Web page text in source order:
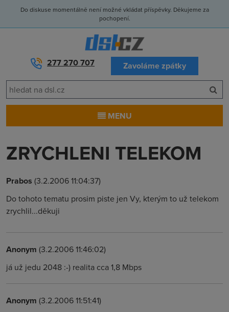
Do diskuse momentálně není možné vkládat příspěvky. Děkujeme za
pochopení.
277 270 707 Zavoláme zpátky
MENU
ZRYCHLENI TELEKOM
Prabos (3.2.2006 11:04:37)
Do tohoto tematu prosim piste jen Vy, kterým to už telekom
zrychlil...děkuji
Anonym (3.2.2006 11:46:02)
já už jedu 2048 :-) realita cca 1,8 Mbps
Anonym (3.2.2006 11:51:41)